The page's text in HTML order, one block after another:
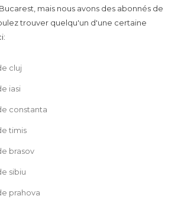
mais nous avons des abonnés de
trouver quelqu'un d'une certaine
cluj
iasi
constanta
timis
brasov
sibiu
prahova